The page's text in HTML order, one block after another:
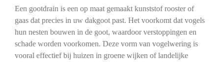
Een gootdrain is een op maat gemaakt kunststof rooster of
gaas dat precies in uw dakgoot past. Het voorkomt dat vogels
hun nesten bouwen in de goot, waardoor verstoppingen en
schade worden voorkomen. Deze vorm van vogelwering is
vooral effectief bij huizen in groene wijken of landelijke